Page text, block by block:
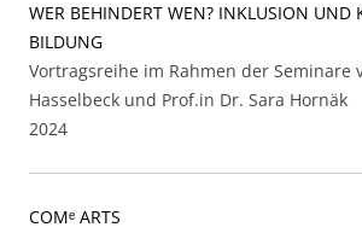
WER BEHINDERT WEN? INKLUSION UND
BILDUNG
Vortragsreihe im Rahmen der Seminare
Hasselbeck und Prof.in Dr. Sara Hornäk
2024
COMᵉ ARTS